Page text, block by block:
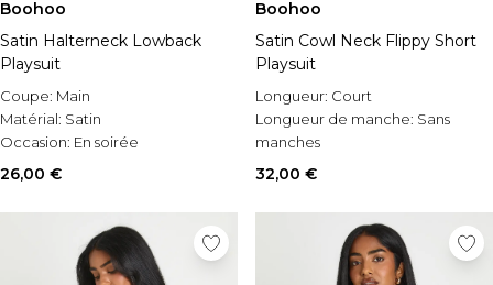
Boohoo
Satin Halterneck Lowback
Playsuit
Coupe: Main
Matérial: Satin
Occasion: En soirée
26,00 €
Boohoo
Satin Cowl Neck Flippy Short
Playsuit
Longueur: Court
Longueur de manche: Sans
manches
Style: Combishort ample
32,00 €